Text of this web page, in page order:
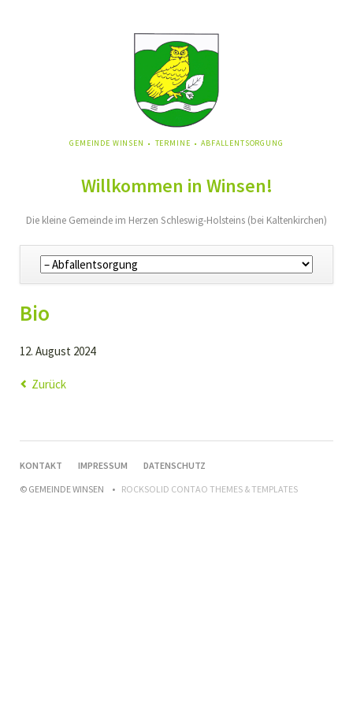
NAVIGATION
GEMEINDE WINSEN TERMINE ABFALLENTSORGUNG
Willkommen in Winsen!
Die kleine Gemeinde im Herzen Schleswig-Holsteins (bei Kaltenkirchen)
Navigation
überspringen
Bio
12. August 2024
Zurück
NAVIGATION
KONTAKT IMPRESSUM
DATENSCHUTZ
© GEMEINDE WINSEN
ROCKSOLID CONTAO THEMES & TEMPLATES